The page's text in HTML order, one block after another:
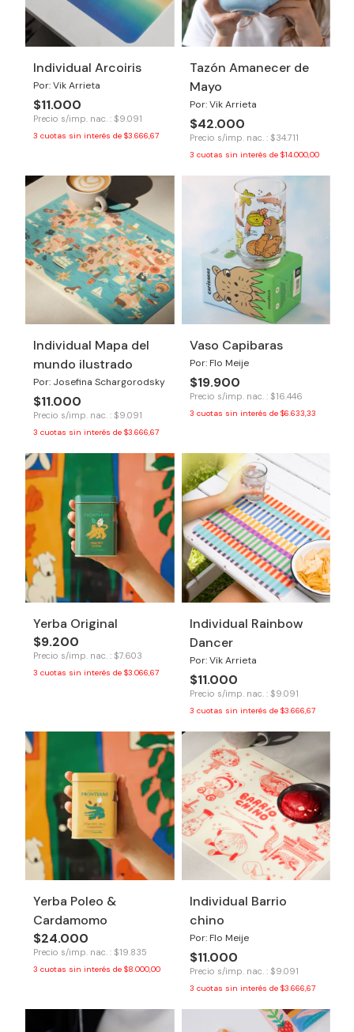
Individual Arcoiris
Por: Vik Arrieta
$11.000
Precio s/imp. nac. : $9.091
3 cuotas sin interés de $3.666,67
Tazón Amanecer de
Mayo
Por: Vik Arrieta
$42.000
Precio s/imp. nac. : $34.711
3 cuotas sin interés de $14.000,00
Individual Mapa del
mundo ilustrado
Por: Josefina Schargorodsky
$11.000
Precio s/imp. nac. : $9.091
3 cuotas sin interés de $3.666,67
Vaso Capibaras
Por: Flo Meije
$19.900
Precio s/imp. nac. : $16.446
3 cuotas sin interés de $6.633,33
Yerba Original
$9.200
Precio s/imp. nac. : $7.603
3 cuotas sin interés de $3.066,67
Individual Rainbow
Dancer
Por: Vik Arrieta
$11.000
Precio s/imp. nac. : $9.091
3 cuotas sin interés de $3.666,67
Yerba Poleo &
Cardamomo
$24.000
Precio s/imp. nac. : $19.835
3 cuotas sin interés de $8.000,00
Individual Barrio
chino
Por: Flo Meije
$11.000
Precio s/imp. nac. : $9.091
3 cuotas sin interés de $3.666,67